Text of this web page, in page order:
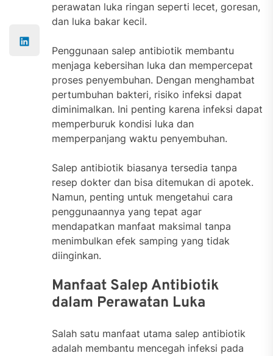
perawatan luka ringan seperti lecet, goresan,
dan luka bakar kecil.
Penggunaan salep antibiotik membantu
menjaga kebersihan luka dan mempercepat
proses penyembuhan. Dengan menghambat
pertumbuhan bakteri, risiko infeksi dapat
diminimalkan. Ini penting karena infeksi dapat
memperburuk kondisi luka dan
memperpanjang waktu penyembuhan.
Salep antibiotik biasanya tersedia tanpa
resep dokter dan bisa ditemukan di apotek.
Namun, penting untuk mengetahui cara
penggunaannya yang tepat agar
mendapatkan manfaat maksimal tanpa
menimbulkan efek samping yang tidak
diinginkan.
Manfaat Salep Antibiotik
dalam Perawatan Luka
Salah satu manfaat utama salep antibiotik
adalah membantu mencegah infeksi pada